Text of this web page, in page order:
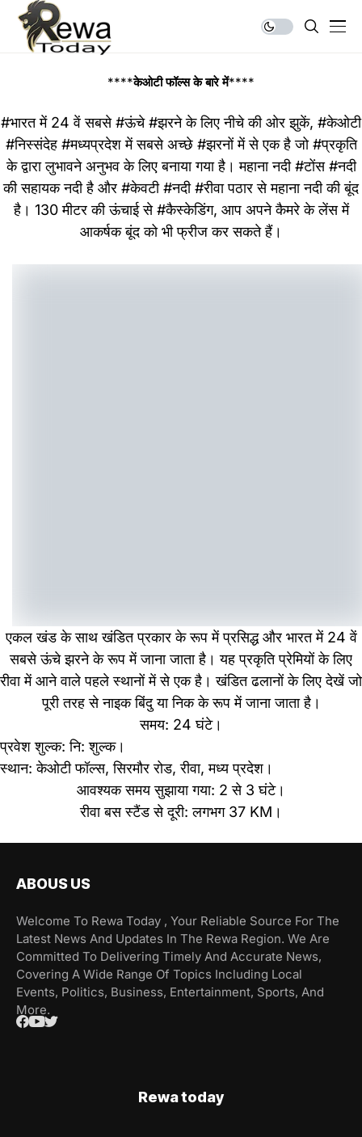
****केओटी फॉल्स के बारे में****
#भारतमें 24 वें सबसे#ऊंचे #झरनेके लिए नीचे की ओर झुकें, #केओटी
#निस्संदेह #मध्यप्रदेशमें सबसे अच्छे #झरनोंमें से एक है जो#प्रकृति
के द्वारा लुभावने अनुभव के लिए बनाया गया है। महाना नदी#टोंस #नदी
की सहायक नदी है और #केवटी #नदी #रीवापठार से महाना नदी की बूंद
है। 130 मीटर की ऊंचाई से#कैस्केडिंग, आप अपने कैमरे के लेंस में
आकर्षक बूंद को भी फ्रीज कर सकते हैं।
एकल खंड के साथ खंडित प्रकार के रूप में प्रसिद्ध और भारत में 24 वें
सबसे ऊंचे झरने के रूप में जाना जाता है। यह प्रकृति प्रेमियों के लिए
रीवा में आने वाले पहले स्थानों में से एक है। खंडित ढलानों के लिए देखें जो
पूरी तरह से नाइक बिंदु या निक के रूप में जाना जाता है।
समय: 24 घंटे।
प्रवेश शुल्क: नि: शुल्क।
स्थान: केओटी फॉल्स, सिरमौर रोड, रीवा, मध्य प्रदेश।
आवश्यक समय सुझाया गया: 2 से 3 घंटे।
रीवा बस स्टैंड से दूरी: लगभग 37 KM।
ABOUS US
Welcome To Rewa Today , Your Reliable Source For The
Latest News And Updates In The Rewa Region. We Are
Committed To Delivering Timely And Accurate News,
Covering A Wide Range Of Topics Including Local
Events, Politics, Business, Entertainment, Sports, And
More.
Rewa today